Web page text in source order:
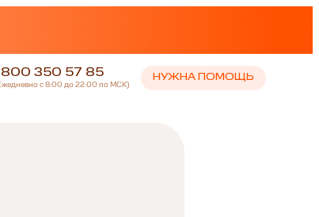
800 350 57 85
с 8:00 до 22:00 по МСК)
НУЖНА ПОМОЩЬ